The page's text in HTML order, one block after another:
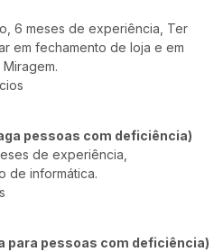
6 meses de experiência, Ter
em fechamento de loja e em
pessoas com deficiência)
de experiência,
de informática.
para pessoas com deficiência)